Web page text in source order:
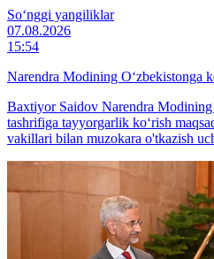
So‘nggi yangiliklar
07.08.2026
15:54
Narendra Modining O‘zbekistonga
Baxtiyor Saidov Narendra Modining
tashrifiga tayyorgarlik ko‘rish
vakillari bilan muzokara o'tkazish